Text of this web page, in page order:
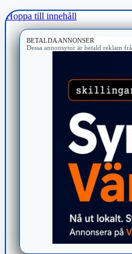
Hoppa till innehåll
BETALDA ANNONSER
Dessa annonsytor är betald reklam